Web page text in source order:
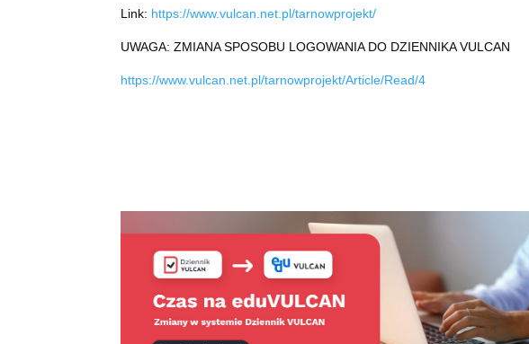
Link: https://www.vulcan.net.pl/tarnowprojekt/
UWAGA: ZMIANA SPOSOBU LOGOWANIA DO DZIENNIKA VULCAN
https://www.vulcan.net.pl/tarnowprojekt/Article/Read/4